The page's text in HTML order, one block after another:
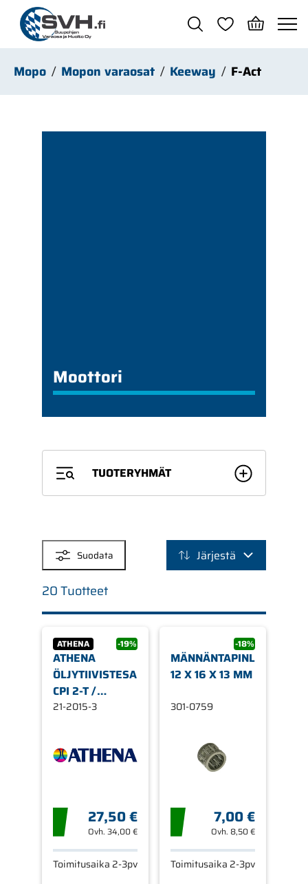
Siirry pääsisältöön
Mopo Mopon varaosat Keeway F-Act
Moottori
TUOTERYHMÄT
Suodata Järjestä
20 Tuotteet
ATHENA -19%
ATHENA
ÖLJYTIIVISTESARJA,
CPI 2-T /
KEEWAY 2-T
21-2015-3
27,50 €
Ovh. 34,00 €
Toimitusaika 2-3pv
-18%
MÄNNÄNTAPINLAAKERI,
12 X 16 X 13 MM
301-0759
7,00 €
Ovh. 8,50 €
Toimitusaika 2-3pv